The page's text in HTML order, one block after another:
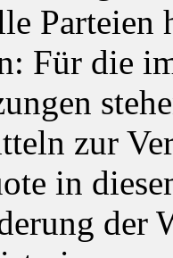
Für die
zur
in
der